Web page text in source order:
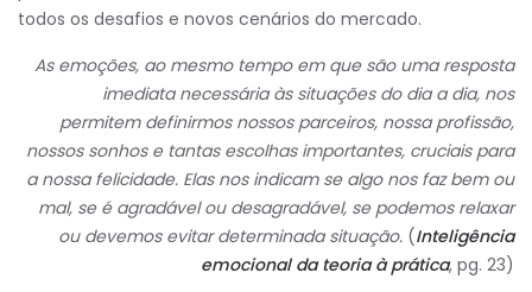
todos os desafios e novos cenários do mercado.
As emoções, ao mesmo tempo em que são uma resposta
imediata necessária às situações do dia a dia, nos
permitem definirmos nossos parceiros, nossa profissão,
nossos sonhos e tantas escolhas importantes, cruciais para
a nossa felicidade. Elas nos indicam se algo nos faz bem ou
mal, se é agradável ou desagradável, se podemos relaxar
ou devemos evitar determinada situação. (Inteligência
emocional da teoria à prática, pg. 23)